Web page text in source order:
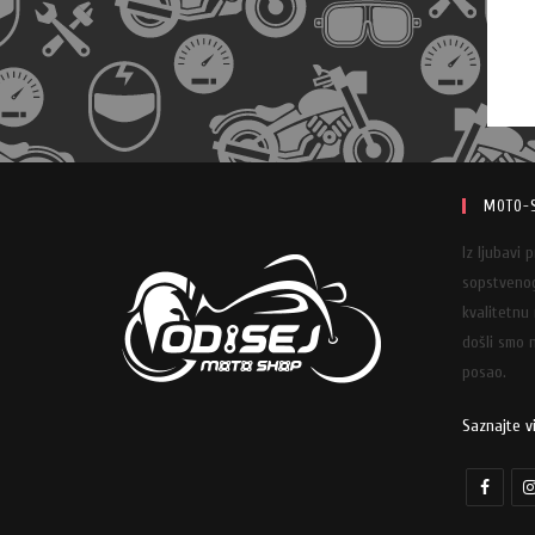
MOTO-
Iz ljubavi
kvalitetnu
došli smo
posao.
Saznajte